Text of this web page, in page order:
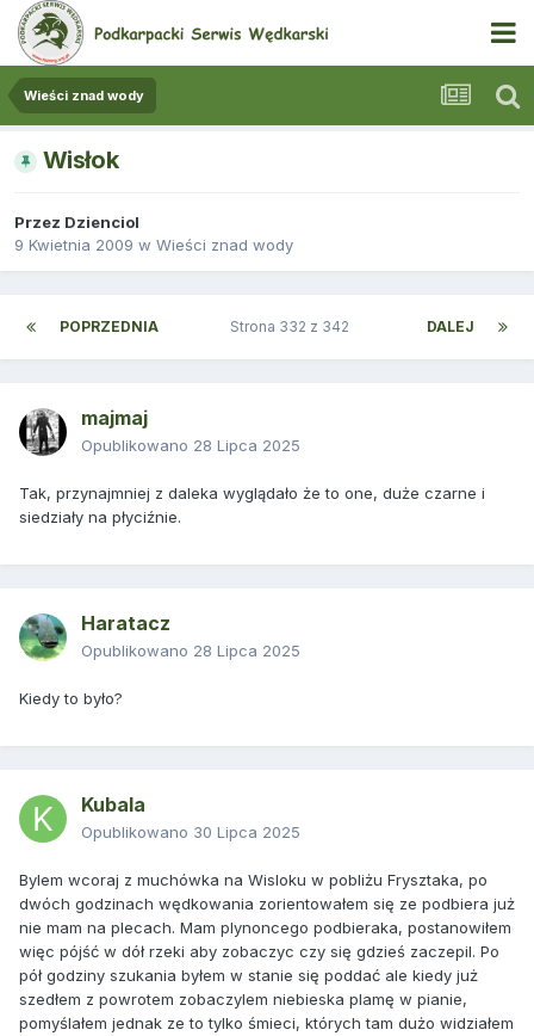
Wieści znad wody
Wisłok
Przez Dzienciol
9 Kwietnia 2009 w Wieści znad wody
POPRZEDNIA DALEJ
Strona 332 z 342
majmaj
Opublikowano 28 Lipca 2025
Tak, przynajmniej z daleka wyglądało że to one, duże czarne i
siedziały na płyciźnie.
Haratacz
Opublikowano 28 Lipca 2025
Kiedy to było?
Kubala
Opublikowano 30 Lipca 2025
Bylem wcoraj z muchówka na Wisloku w pobliżu Frysztaka, po
dwóch godzinach wędkowania zorientowałem się ze podbiera już
nie mam na plecach. Mam plynoncego podbieraka, postanowiłem
więc pójść w dół rzeki aby zobaczyc czy się gdzieś zaczepil. Po
pół godziny szukania byłem w stanie się poddać ale kiedy już
szedłem z powrotem zobaczylem niebieska plamę w pianie,
pomyślałem jednak ze to tylko śmieci, których tam dużo widziałem